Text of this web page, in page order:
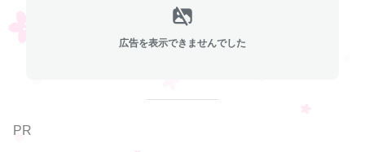
広告を表示できませんでした
PR